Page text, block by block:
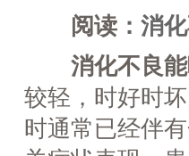
阅读： 消
消化不良
较轻，时好时
时通常已经伴